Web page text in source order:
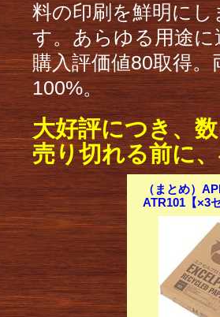
料の印刷を鮮明に
す。あらゆる用途
購入評価値80取得
100%。
大好評につき、
売り切れる前に
（まとめ）
ATR101【×3